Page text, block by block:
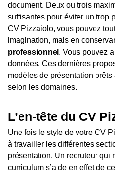
document. Deux ou trois
suffisantes pour éviter un trop
CV Pizzaiolo, vous pouvez
imagination, mais en
professionnel . Vous pouvez
données. Ces dernières
modèles de présentation prêts
selon les domaines.
L’en-tête du CV
Une fois le style de votre CV
à travailler les différentes
présentation. Un recruteur qui
curriculum s’aide en effet de